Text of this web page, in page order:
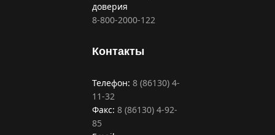
доверия
8-800-2000-122
Контакты
Телефон: 8 (86130) 4-
11-32
Факс: 8 (86130) 4-92-
85